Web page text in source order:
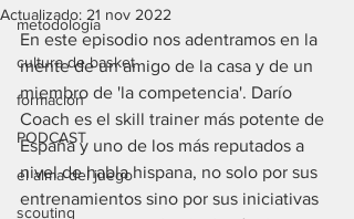
metodología
cultura de basket
formación
PODCAST
el alma del juego
scouting
Actualizado: 21 nov 2022
En este episodio nos adentramos en la
mente de un amigo de la casa y de un
miembro de 'la competencia'. Darío
Coach es el skill trainer más potente de
España y uno de los más reputados a
nivel de habla hispana, no solo por sus
entrenamientos sino por sus iniciativas